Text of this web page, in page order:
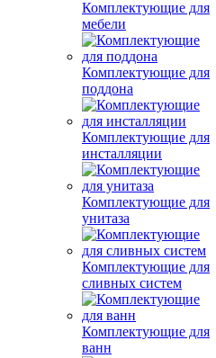
Комплектующие для
мебели
Комплектующие для
поддона
Комплектующие для
инсталляции
Комплектующие для
унитаза
Комплектующие для
сливных систем
Комплектующие для
ванн